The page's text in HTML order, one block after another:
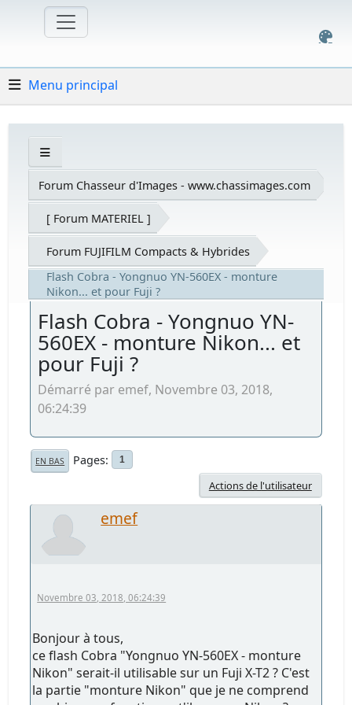
Menu principal
Forum Chasseur d'Images - www.chassimages.com
[ Forum MATERIEL ]
Forum FUJIFILM Compacts & Hybrides
Flash Cobra - Yongnuo YN-560EX - monture
Nikon... et pour Fuji ?
Flash Cobra - Yongnuo YN-
560EX - monture Nikon... et
pour Fuji ?
Démarré par emef, Novembre 03, 2018,
06:24:39
EN BAS Pages 1
Actions de l'utilisateur
emef
Novembre 03, 2018, 06:24:39
Bonjour à tous,
ce flash Cobra "Yongnuo YN-560EX - monture
Nikon" serait-il utilisable sur un Fuji X-T2 ? C'est
la partie "monture Nikon" que je ne comprend